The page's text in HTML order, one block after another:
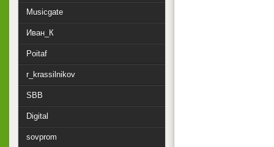
Musicgate
Иван_К
Poitaf
r_krassilnikov
SBB
Digital
sovprom